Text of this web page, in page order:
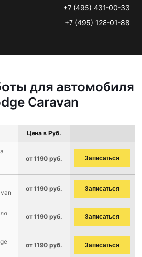
+7 (495) 431-00-33
+7 (495) 128-01-88
для автомобиля
Caravan
Цена в Руб.
от 1190 руб. Записаться
от 1190 руб. Записаться
от 1190 руб. Записаться
от 1190 руб. Записаться